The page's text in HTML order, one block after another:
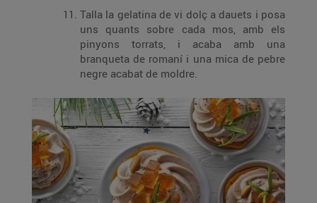
Talla la gelatina de vi dolç a dauets i posa
uns quants sobre cada mos, amb els
pinyons torrats, i acaba amb una
branqueta de romaní i una mica de pebre
negre acabat de moldre.